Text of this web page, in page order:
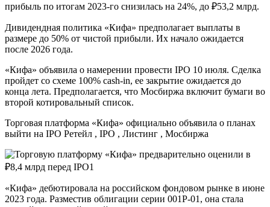
прибыль по итогам 2023-го снизилась на 24%, до ₽53,2 млрд.
Дивидендная политика «Кифа» предполагает выплаты в
размере до 50% от чистой прибыли. Их начало ожидается
после 2026 года.
«Кифа» объявила о намерении провести IPO 10 июля. Сделка
пройдет со схеме 100% cash-in, ее закрытие ожидается до
конца лета. Предполагается, что Мосбиржа включит бумаги во
второй котировальный список.
Торговая платформа «Кифа» официально объявила о планах
выйти на IPO Ретейл , IPO , Листинг , Мосбиржа
«Кифа» дебютировала на российском фондовом рынке в июне
2023 года. Разместив облигации серии 001Р-01, она стала